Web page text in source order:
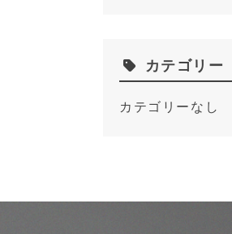
カテゴリー
カテゴリーなし